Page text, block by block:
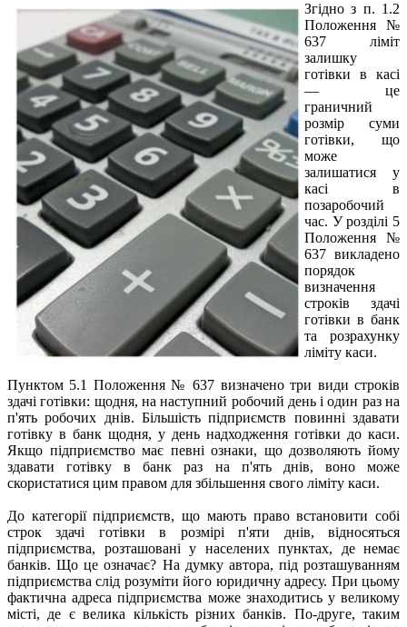
Згідно з п. 1.2
Положення №
637 ліміт
залишку
готівки в касі
— це
граничний
розмір суми
готівки, що
може
залишатися у
касі в
позаробочий
час. У розділі 5
Положення №
637 викладено
порядок
визначення
строків здачі
готівки в банк
та розрахунку
ліміту каси.
Пунктом 5.1 Положення № 637 визначено три види строків
здачі готівки: щодня, на наступний робочий день і один раз на
п'ять робочих днів. Більшість підприємств повинні здавати
готівку в банк щодня, у день надходження готівки до каси.
Якщо підприємство має певні ознаки, що дозволяють йому
здавати готівку в банк раз на п'ять днів, воно може
скористатися цим правом для збільшення свого ліміту каси.
До категорії підприємств, що мають право встановити собі
строк здачі готівки в розмірі п'яти днів, відносяться
підприємства, розташовані у населених пунктах, де немає
банків. Що це означає? На думку автора, під розташуванням
підприємства слід розуміти його юридичну адресу. При цьому
фактична адреса підприємства може знаходитись у великому
місті, де є велика кількість різних банків. По-друге, таким